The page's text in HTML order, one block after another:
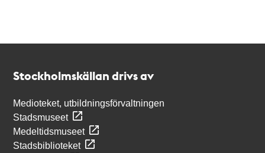
Stockholmskällan drivs av
Medioteket, utbildningsförvaltningen
Stadsmuseet
Medeltidsmuseet
Stadsbiblioteket